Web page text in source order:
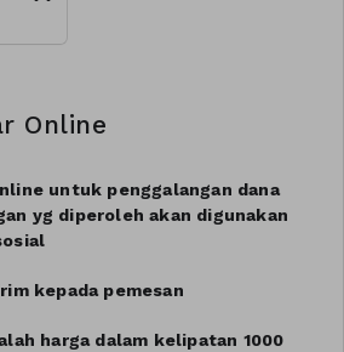
Online
untuk penggalangan dana
yg diperoleh akan digunakan
kepada pemesan
harga dalam kelipatan 1000